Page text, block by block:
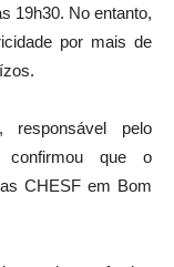
19h30. No entanto,
por mais de
responsável pelo
confirmou que o
CHESF em Bom